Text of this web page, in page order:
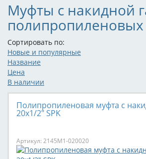
Муфты с накидной
полипропиленовых
Сортировать по:
Новые и популярные
Название
Цена
В наличии
Полипропиленовая муфта с
20х1/2" SPK
Артикул: 2145M1-020020